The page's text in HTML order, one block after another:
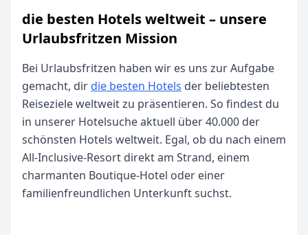
die besten Hotels weltweit – unsere
Urlaubsfritzen Mission
Bei Urlaubsfritzen haben wir es uns zur Aufgabe
gemacht, dirdie besten Hotels der beliebtesten
Reiseziele weltweit zu präsentieren. So findest du
in unserer Hotelsuche aktuell über 40.000 der
schönsten Hotels weltweit. Egal, ob du nach einem
All-Inclusive-Resort direkt am Strand, einem
charmanten Boutique-Hotel oder einer
familienfreundlichen Unterkunft suchst.